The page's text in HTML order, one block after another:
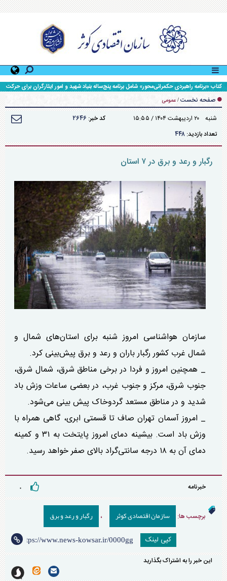
کتاب «برنامه راهبردی حکمرانی‌محور» شامل برنامه پنج‌ساله بنیاد شهید و امور ایثارگران برای حرکت تا
افق ۱۴۱۰، رونمایی شد.صفحه نخست / عمومی
شنبه ۲۰ ارديبهشت ۱۴۰۴ / ۱۵:۵۵ کد خبر: ۲۶۴۶
تعداد بازدید: ۴۴۸
رگبار و رعد و برق در ۷ استان
سازمان هواشناسی امروز شنبه برای استان‌های شمال و
شمال غرب کشور رگبار باران و رعد و برق پیش‌بینی کرد.
_ همچنین امروز و فردا در برخی مناطق شرق، شمال شرق،
جنوب شرق، مرکز و جنوب غرب، در بعضی ساعات وزش باد
شدید و در مناطق مستعد گردوخاک پیش بینی می‌شود.
_ امروز آسمان تهران صاف تا قسمتی ابری، گاهی همراه با
وزش باد است. بیشینه دمای امروز پایتخت به ۳۱ و کمینه
دمای آن به ۱۸ درجه سانتی‌گراد بالای صفر خواهد رسید.
خبرنامه ۰
برچسب ها: سازمان اقتصادی کوثر ، رگبار و رعد و برق
کپی لینک
این خبر را به اشتراک بگذارید